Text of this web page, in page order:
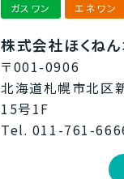
ガスワン エネワン
株式会社ほくね
〒001-0906
北海道札幌市北区
15号1F
Tel. 011-761-